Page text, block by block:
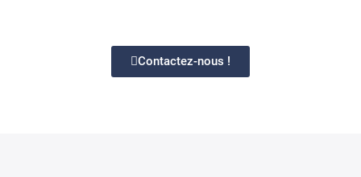
Contactez-nous !